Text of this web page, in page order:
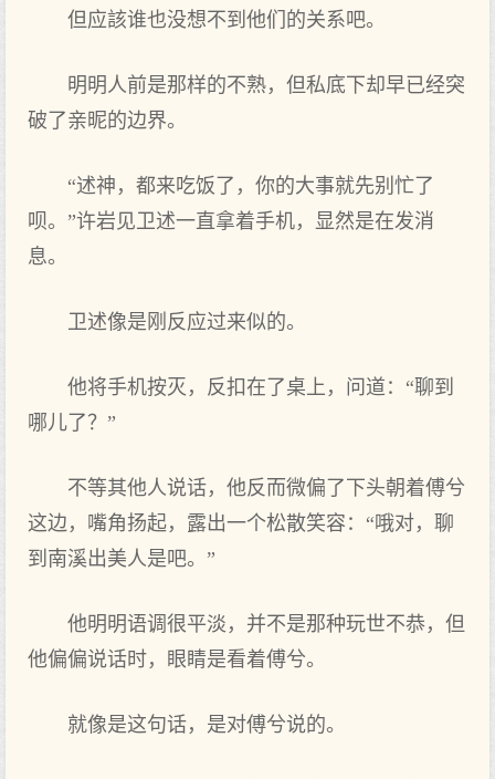
但应該谁也没想不到他们的关系吧。
明明人前是那样的不熟，但私底下却早已经突
破了亲昵的边界。
“述神，都来吃饭了，你的大事就先别忙了
呗。”许岩见卫述一直拿着手机，显然是在发消
息。
卫述像是刚反应过来似的。
他将手机按灭，反扣在了桌上，问道：“聊到
哪儿了？”
不等其他人说话，他反而微偏了下头朝着傅兮
这边，嘴角扬起，露出一个松散笑容：“哦对，聊
到南溪出美人是吧。”
他明明语调很平淡，并不是那种玩世不恭，但
他偏偏说话时，眼睛是看着傅兮。
就像是这句话，是对傅兮说的。